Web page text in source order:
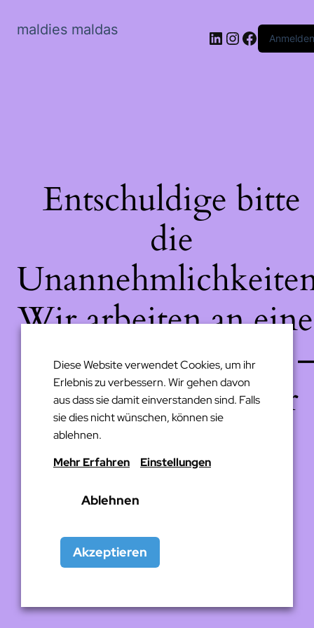
maldies maldas LinkedIn
Instagram
Anmelden
Entschuldige bitte
die
Wir arbeiten an
großartigen Sache
schau bald wieder
Diese Website verwendet Cookies, um ihr
Erlebnis zu verbessern. Wir gehen davon
aus dass sie damit einverstanden sind. Falls
sie dies nicht wünschen, können sie
ablehnen.
Mehr Erfahren
Einstellungen
Ablehnen
Akzeptieren